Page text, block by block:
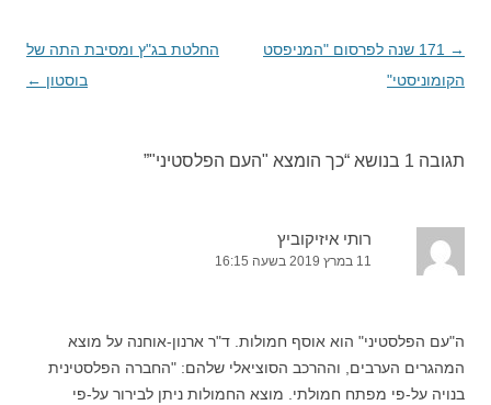
ניווט
בפוסטים
→
171 שנה לפרסום "המניפסט
הקומוניסטי"
החלטת בג"ץ ומסיבת התה של
בוסטון ←
תגובה 1 בנושא “ כך הומצא "העם הפלסטיני"”
רותי איזיקוביץ
11 במרץ 2019 בשעה 16:15
ה"עם הפלסטיני" הוא אוסף חמולות. ד"ר ארנון-אוחנה על מוצא
המהגרים הערבים, וההרכב הסוציאלי שלהם: "החברה הפלסטינית
בנויה על-פי מפתח חמולתי. מוצא החמולות ניתן לבירור על-פי